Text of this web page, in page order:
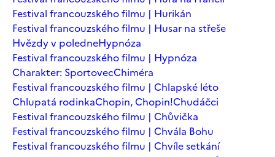
Festival francouzského filmu | Hurikán
Festival francouzského filmu | Husar na střeše
Hvězdy v poledneHypnóza
Festival francouzského filmu | Hypnóza
Charakter: SportovecChiméra
Festival francouzského filmu | Chlapské léto
Chlupatá rodinkaChopin, Chopin!Chudáčci
Festival francouzského filmu | Chůvička
Festival francouzského filmu | Chvála Bohu
Festival francouzského filmu | Chvíle setkání